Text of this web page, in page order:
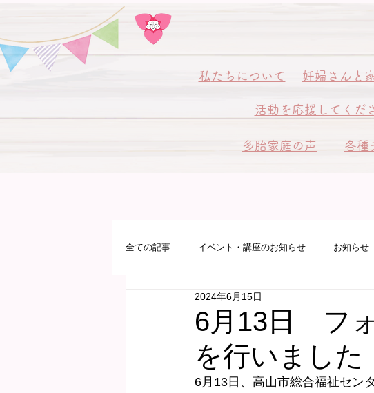
私 たちについて 妊婦さんと
活動を応援してくだ
多胎家庭の声 各種
全ての記事 イベント・講座のお知らせ お知らせ
多胎プレママパパ教室
健診サポート にこにこ子育て教室 サーク
6月13日 フォ
を行いました
2024年6月15日
6月13日、高山市総合福祉セン